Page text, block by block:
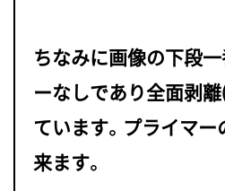
ちなみに画像の下段
ーなしであり全面剥
ています。プライマ
来ます。